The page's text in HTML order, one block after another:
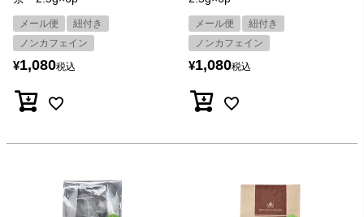
メール便
紐付き
ノンカフェイン
¥1,080税込
メール便
紐付き
ノンカフェイン
¥1,080税込